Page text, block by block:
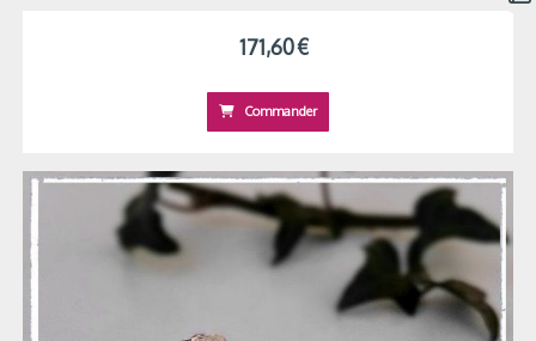
171,60€
Commander